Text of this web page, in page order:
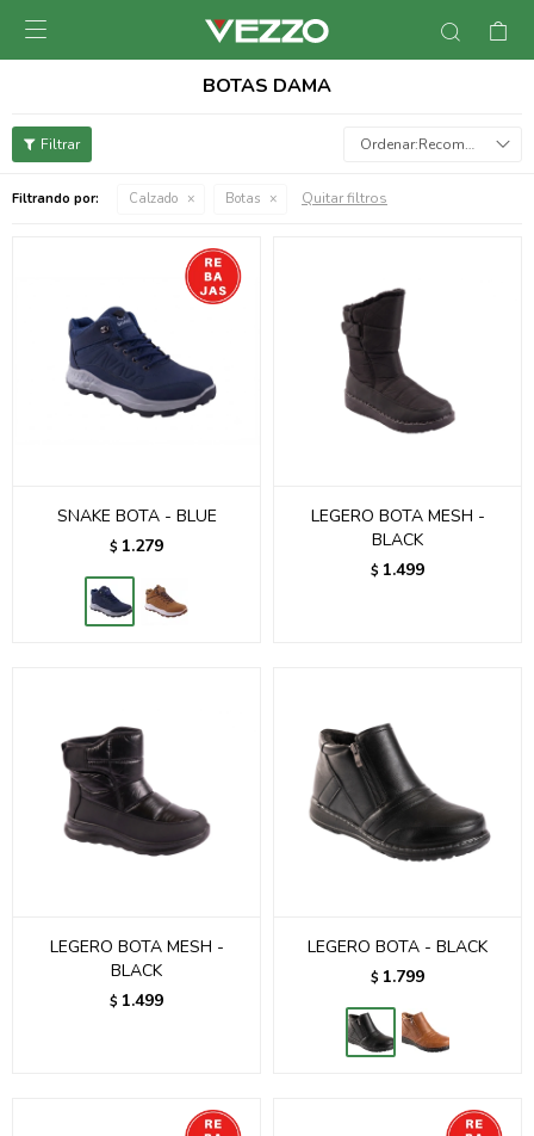

BOTAS DAMA
Recomendados
Filtrando por: Calzado Botas Quitar filtros
SNAKE BOTA - BLUE
$ 1.279
LEGERO BOTA MESH -
BLACK
$ 1.499
LEGERO BOTA MESH -
BLACK
$ 1.499
LEGERO BOTA - BLACK
$ 1.799